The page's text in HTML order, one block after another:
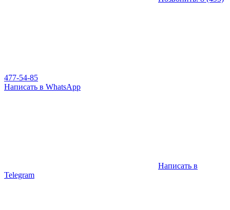
477-54-85
Написать в WhatsApp
Написать в
Telegram